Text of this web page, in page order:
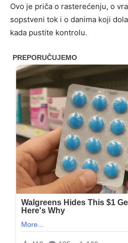
Ovo je priča o rasterećenju, o
sopstveni tok i o danima koji
kada pustite kontrolu.